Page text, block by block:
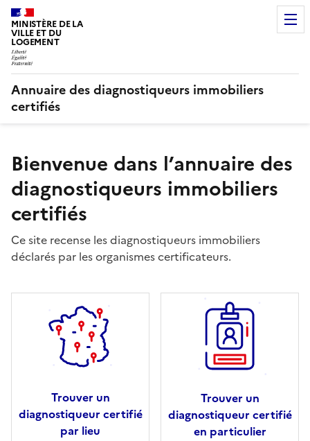
MINISTÈRE DE LA
VILLE ET DU
LOGEMENT
Annuaire des diagnostiqueurs immobiliers
certifiés
Bienvenue dans l’annuaire des
diagnostiqueurs immobiliers
certifiés
Ce site recense les diagnostiqueurs immobiliers
déclarés par les organismes certificateurs.
Trouver un
diagnostiqueur certifié
par lieu
Trouver un
diagnostiqueur certifié
en particulier